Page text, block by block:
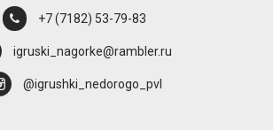
+7 (7182) 53-79-83
igruski_nagorke@rambler.ru
@igrushki_nedorogo_pvl